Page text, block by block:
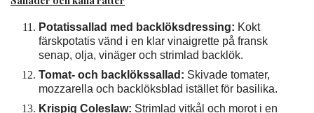
Potatissallad med backlöksdressing: Kokt
färskpotatis vänd i en klar vinaigrette på fransk
senap, olja, vinäger och strimlad backlök.
Tomat- och backlökssallad: Skivade tomater,
mozzarella och backlöksblad istället för basilika.
Krispig Coleslaw: Strimlad vitkål och morot i en